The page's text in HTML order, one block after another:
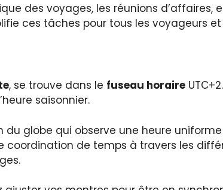
des voyages, les réunions
ces tâches pour tous les voyageurs et
, se trouve dans le fuseau horaire
saisonnier.
du globe qui observe une heure
coordination de temps à travers les